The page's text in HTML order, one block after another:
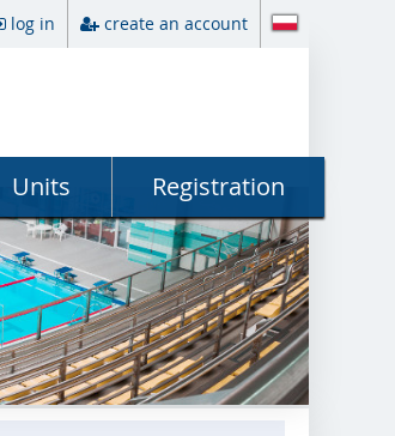
log in create an account
Units Registration